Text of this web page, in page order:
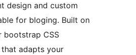
design and custom
for bloging. Built on
bootstrap CSS
adapts your